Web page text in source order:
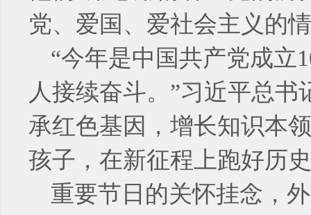
党、爱国、爱社会主义的
“今年是中国共产党成立
人接续奋斗。”习近平总
承红色基因，增长知识本
孩子，在新征程上跑好历
重要节日的关怀挂念，